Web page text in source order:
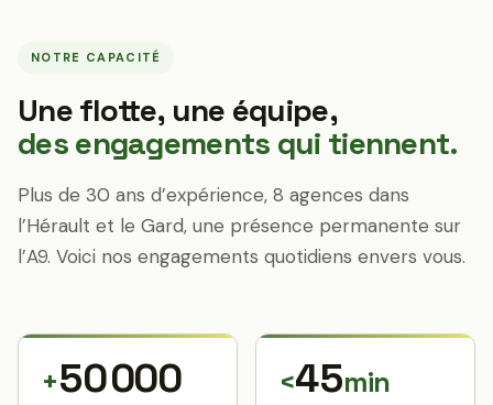
NOTRE CAPACITÉ
Une flotte, une équipe,
des engagements qui tiennent.
Plus de 30 ans d’expérience, 8 agences dans
l’Hérault et le Gard, une présence permanente sur
l’A9. Voici nos engagements quotidiens envers vous.
+50 000 <45min